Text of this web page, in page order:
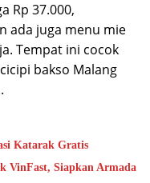
Rp 37.000,
ada juga menu mie
Tempat ini cocok
bakso Malang
Katarak Gratis
VinFast, Siapkan Armada